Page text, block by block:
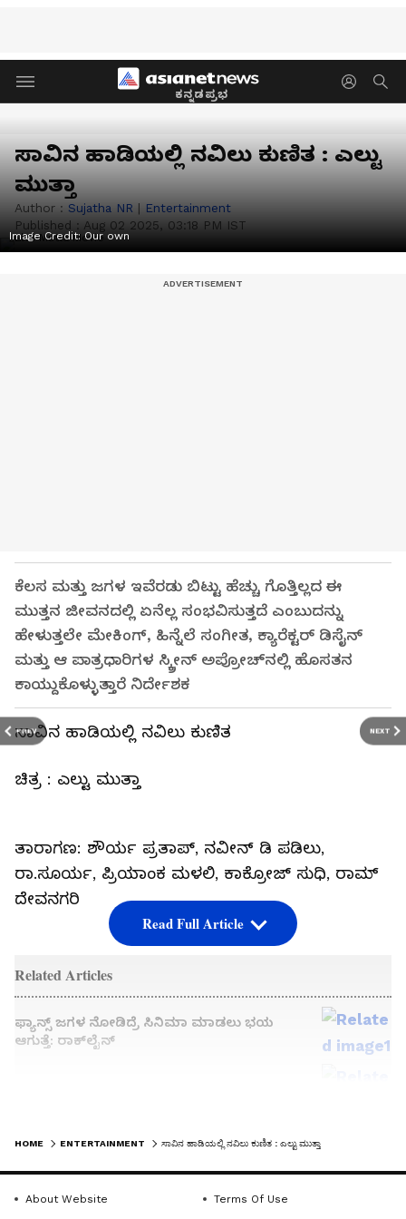
ಕನ್ನಡಪ್ರಭ
PREV NEXT
ಸಾವಿನ ಹಾಡಿಯಲ್ಲಿ ನವಿಲು ಕುಣಿತ : ಎಲ್ಟು
ಮುತ್ತಾ
Author : Sujatha NR | Entertainment
Published : Aug 02 2025, 03:18 PM IST
Image Credit:Our own
ಕೆಲಸ ಮತ್ತು ಜಗಳ ಇವೆರಡು ಬಿಟ್ಟು ಹೆಚ್ಚು ಗೊತ್ತಿಲ್ಲದ ಈ
ಮುತ್ತನ ಜೀವನದಲ್ಲಿ ಏನೆಲ್ಲ ಸಂಭವಿಸುತ್ತದೆ ಎಂಬುದನ್ನು
ಹೇಳುತ್ತಲೇ ಮೇಕಿಂಗ್‌, ಹಿನ್ನೆಲೆ ಸಂಗೀತ, ಕ್ಯಾರೆಕ್ಟರ್‌ ಡಿಸೈನ್‌
ಮತ್ತು ಆ ಪಾತ್ರಧಾರಿಗಳ ಸ್ಕ್ರೀನ್‌ ಅಪ್ರೋಚ್‌ನಲ್ಲಿ ಹೊಸತನ
ಕಾಯ್ದುಕೊಳ್ಳುತ್ತಾರೆ ನಿರ್ದೇಶಕ
ಸಾವಿನ ಹಾಡಿಯಲ್ಲಿ ನವಿಲು ಕುಣಿತ
ಚಿತ್ರ : ಎಲ್ಟು ಮುತ್ತಾ
ತಾರಾಗಣ: ಶೌರ್ಯ ಪ್ರತಾಪ್‌, ನವೀನ್‌ ಡಿ ಪಡಿಲು,
ರಾ.ಸೂರ್ಯ, ಪ್ರಿಯಾಂಕ ಮಳಲಿ, ಕಾಕ್ರೋಜ್‌ ಸುಧಿ, ರಾಮ್‌
ದೇವನಗರಿ
Related Articles
ಫ್ಯಾನ್ಸ್‌ ಜಗಳ ನೋಡಿದ್ರೆ ಸಿನಿಮಾ ಮಾಡಲು ಭಯ
ಆಗುತ್ತೆ: ರಾಕ್‌ಲೈನ್‌
Read Full Article
HOME ENTERTAINMENT ಸಾವಿನ ಹಾಡಿಯಲ್ಲಿ ನವಿಲು ಕುಣಿತ : ಎಲ್ಟು ಮುತ್ತಾ
About Website
Terms Of Use